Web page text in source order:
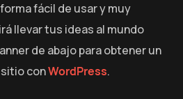
fácil de usar y muy
llevar tus ideas al mundo
de abajo para obtener un
conWordPress.